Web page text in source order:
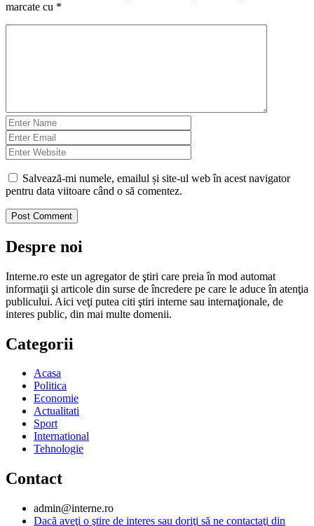
marcate cu *
Salvează-mi numele, emailul și site-ul web în acest navigator
pentru data viitoare când o să comentez.
Despre noi
Interne.ro este un agregator de ştiri care preia în mod automat
informaţii şi articole din surse de încredere pe care le aduce în atenţia
publicului. Aici veţi putea citi ştiri interne sau internaţionale, de
interes public, din mai multe domenii.
Categorii
Acasa
Politica
Economie
Actualitati
Sport
International
Tehnologie
Contact
admin@interne.ro
Dacă aveţi o ştire de interes sau doriţi să ne contactaţi din